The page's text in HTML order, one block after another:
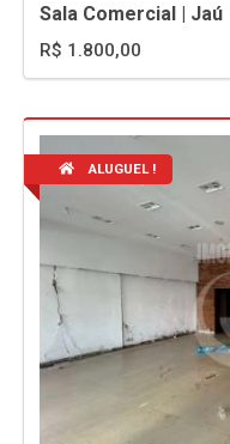
Sala Comercial | Jaú
R$ 1.800,00
ALUGUEL !